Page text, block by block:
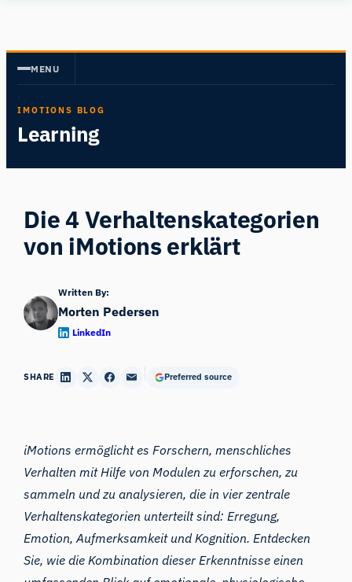
springen
MENU
IMOTIONS BLOG
Learning
Die 4 Verhaltenskategorien
von iMotions erklärt
Written By:
Morten Pedersen
LinkedIn
SHARE Preferred source
iMotions ermöglicht es Forschern, menschliches
Verhalten mit Hilfe von Modulen zu erforschen, zu
sammeln und zu analysieren, die in vier zentrale
Verhaltenskategorien unterteilt sind: Erregung,
Emotion, Aufmerksamkeit und Kognition. Entdecken
Sie, wie die Kombination dieser Erkenntnisse einen